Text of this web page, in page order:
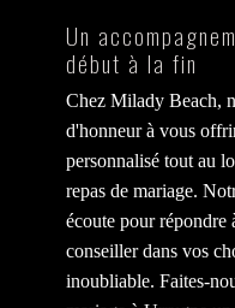
Un
début à la fin
Chez Milady Beach,
d'honneur à vous
personnalisé tout au
repas de mariage.
écoute pour répondre
conseiller dans vos
inoubliable. Faites-